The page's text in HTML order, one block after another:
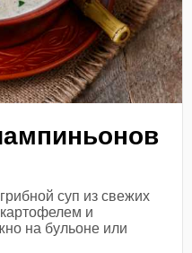
суп из свежих
и
на бульоне или